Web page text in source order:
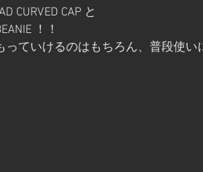
CURVED CAP と
！！
っていけるのはもちろん、普段使い